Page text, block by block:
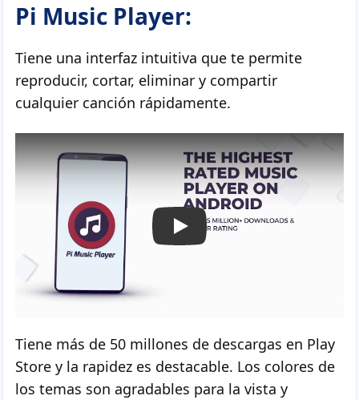
Pi Music Player:
Tiene una interfaz intuitiva que te permite
reproducir, cortar, eliminar y compartir
cualquier canción rápidamente.
Play
Tiene más de 50 millones de descargas en Play
Store y la rapidez es destacable. Los colores de
los temas son agradables para la vista y